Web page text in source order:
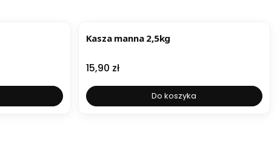
Kasza manna 2,5kg
Cena
15,90 zł
Do koszyka